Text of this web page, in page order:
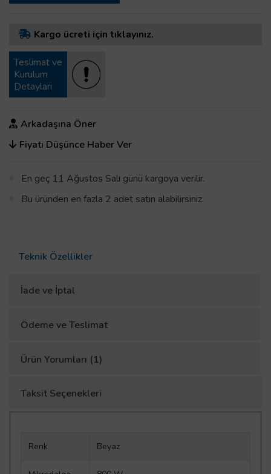
Kargo ücreti için tıklayınız.
Teslimat ve
Kurulum
Detayları
Arkadaşına Öner
Fiyatı Düşünce Haber Ver
En geç 11 Ağustos Salı günü kargoya verilir.
Bu üründen en fazla 2 adet satın alabilirsiniz.
Teknik Özellikler
İade ve İptal
Ödeme ve Teslimat
Ürün Yorumları (1)
Taksit Seçenekleri
Renk Beyaz